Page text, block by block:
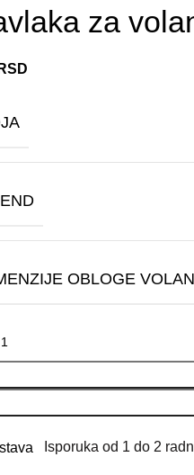
za
RSD
OBLOGE
Isporuka od 1 do 2